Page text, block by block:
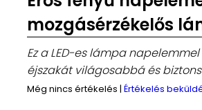
mozgásérzékelős
Ez a LED-es lámpa
éjszakát világosabbá és
Még nincs értékelés | Értékelés